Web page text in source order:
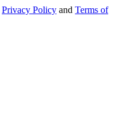
Privacy Policy and Terms of